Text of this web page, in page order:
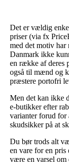
Det er vældig
priser (via fx
med det motiv har
Danmark ikke
en række af deres
også til mænd og
præstere portofri
Men det kan ikke
e-butikker efter
varianter forud for
skudsikker på at
Du bør trods alt
en vare for en pris
være en varsel om